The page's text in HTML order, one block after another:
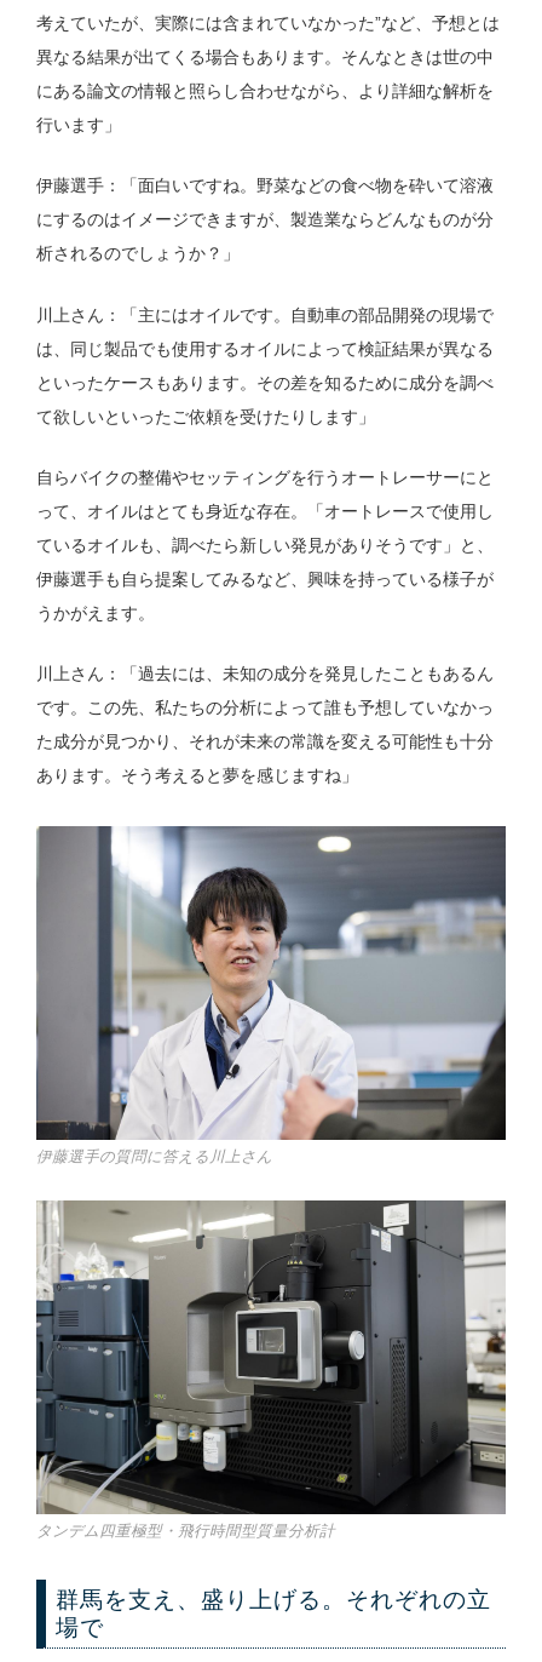
考えていたが、実際には含まれていなかった”など、予想とは
異なる結果が出てくる場合もあります。そんなときは世の中
にある論文の情報と照らし合わせながら、より詳細な解析を
行います」
伊藤選手：「面白いですね。野菜などの食べ物を砕いて溶液
にするのはイメージできますが、製造業ならどんなものが分
析されるのでしょうか？」
川上さん：「主にはオイルです。自動車の部品開発の現場で
は、同じ製品でも使用するオイルによって検証結果が異なる
といったケースもあります。その差を知るために成分を調べ
て欲しいといったご依頼を受けたりします」
自らバイクの整備やセッティングを行うオートレーサーにと
って、オイルはとても身近な存在。「オートレースで使用し
ているオイルも、調べたら新しい発見がありそうです」と、
伊藤選手も自ら提案してみるなど、興味を持っている様子が
うかがえます。
川上さん：「過去には、未知の成分を発見したこともあるん
です。この先、私たちの分析によって誰も予想していなかっ
た成分が見つかり、それが未来の常識を変える可能性も十分
あります。そう考えると夢を感じますね」
伊藤選手の質問に答える川上さん
タンデム四重極型・飛行時間型質量分析計
群馬を支え、盛り上げる。それぞれの立
場で